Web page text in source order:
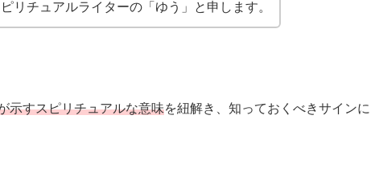
リチュアルライターの「ゆう」と申します。
示すスピリチュアルな意味を紐解き、知っておくべきサインに